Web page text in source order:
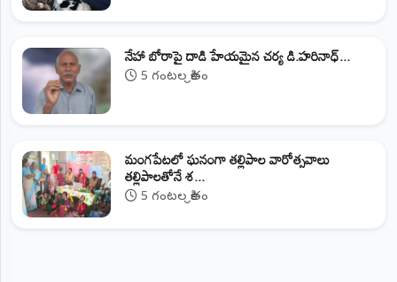
నేహా బోరాపై దాడి హేయమైన చర్య డి.హరినాధ్...
5 గంటల క్రితం
మంగపేటలో ఘనంగా తల్లిపాల వారోత్సవాలు
తల్లిపాలతోనే శ...
5 గంటల క్రితం